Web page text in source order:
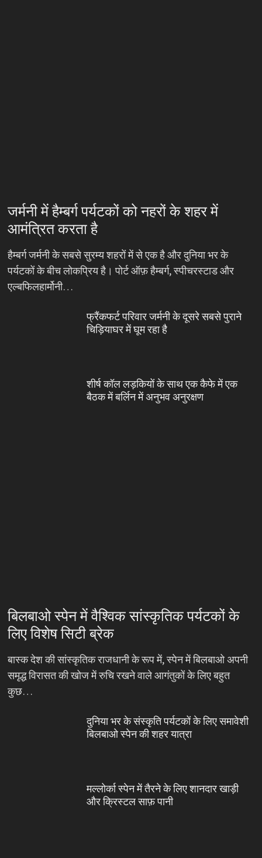
जर्मनी में हैम्बर्ग पर्यटकों को नहरों के शहर में
आमंत्रित करता है
हैम्बर्ग जर्मनी के सबसे सुरम्य शहरों में से एक है और दुनिया भर के
पर्यटकों के बीच लोकप्रिय है। पोर्ट ऑफ़ हैम्बर्ग, स्पीचरस्टाड और
एल्बफिलहार्मोनी…
फ्रैंकफर्ट परिवार जर्मनी के दूसरे सबसे पुराने
चिड़ियाघर में घूम रहा है
शीर्ष कॉल लड़कियों के साथ एक कैफे में एक
बैठक में बर्लिन में अनुभव अनुरक्षण
बिलबाओ स्पेन में वैश्विक सांस्कृतिक पर्यटकों के
लिए विशेष सिटी ब्रेक
बास्क देश की सांस्कृतिक राजधानी के रूप में, स्पेन में बिलबाओ अपनी
समृद्ध विरासत की खोज में रुचि रखने वाले आगंतुकों के लिए बहुत
कुछ…
दुनिया भर के संस्कृति पर्यटकों के लिए समावेशी
बिलबाओ स्पेन की शहर यात्रा
मल्लोर्का स्पेन में तैरने के लिए शानदार खाड़ी
और क्रिस्टल साफ़ पानी